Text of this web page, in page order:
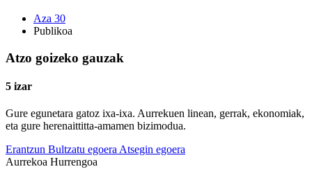
Aza 30
Publikoa
Atzo goizeko gauzak
5 izar
Gure egunetara gatoz ixa-ixa. Aurrekuen linean, gerrak, ekonomiak,
eta gure herenaittitta-amamen bizimodua.
Erantzun Bultzatu egoera Atsegin egoera
Aurrekoa Hurrengoa